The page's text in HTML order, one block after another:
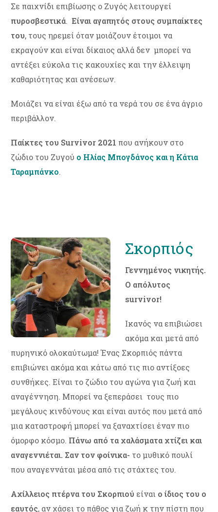
Σε παιχνίδι επιβίωσης ο Ζυγός λειτουργεί
πυροσβεστικά.Είναι αγαπητός στους συμπαίκτες
του, τους ηρεμεί όταν μοιάζουν έτοιμοι να
εκραγούν και είναι δίκαιος αλλά δεν μπορεί να
αντέξει εύκολα τις κακουχίες και την έλλειψη
καθαριότητας και ανέσεων.
Μοιάζει να είναι έξω από τα νερά του σε ένα άγριο
περιβάλλον.
Παίκτες του Survivor 2021 που ανήκουν στο
ζώδιο του Ζυγού ο Ηλίας Μπογδάνος και η Κάτια
Ταραμπάνκο.
Σκορπιός
Γεννημένος νικητής.
Ο απόλυτος
survivor!
Ικανός να επιβιώσει
ακόμα και μετά από
πυρηνικό ολοκαύτωμα! Ένας Σκορπιός πάντα
επιβιώνει ακόμα και κάτω από τις πιο αντίξοες
συνθήκες. Είναι το ζώδιο του αγώνα για ζωή και
αναγέννηση. Μπορεί να ξεπεράσει τους πιο
μεγάλους κινδύνους και είναι αυτός που μετά από
μια καταστροφή μπορεί να ξαναχτίσει έναν πιο
όμορφο κόσμο. Πάνω από τα χαλάσματα χτίζει και
αναγεννιέται. Σαν τον φοίνικα- το μυθικό πουλί
που αναγεννάται μέσα από τις στάχτες του.
Αχίλλειος πτέρνα του Σκορπιού είναι ο ίδιος του ο
εαυτός, αν χάσει το πάθος για ζωή κ την πίστη που